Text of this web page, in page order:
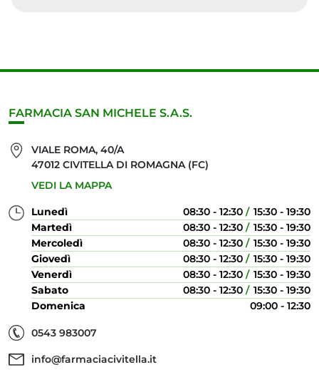
FARMACIA SAN MICHELE S.A.S.
VIALE ROMA, 40/A
47012 CIVITELLA DI ROMAGNA (FC)
VEDI LA MAPPA
Lunedì 08:30 - 12:30
15:30 - 19:30
Martedì
08:30 - 12:30
15:30 - 19:30
Mercoledì
08:30 - 12:30
15:30 - 19:30
Giovedì
08:30 - 12:30
15:30 - 19:30
Venerdì
08:30 - 12:30
15:30 - 19:30
Sabato
08:30 - 12:30
15:30 - 19:30
Domenica
09:00 - 12:30
0543 983007
info@farmaciacivitella.it